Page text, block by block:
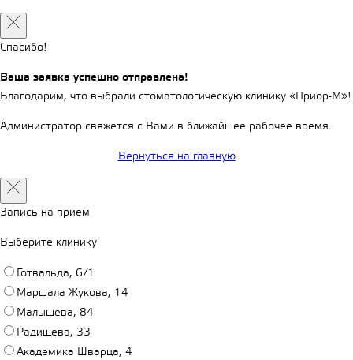
Спасибо!
Ваша заявка успешно отправлена!
Благодарим, что выбрали стоматологическую клинику «Приор-М»!
Администратор свяжется с Вами в ближайшее рабочее время.
Вернуться на главную
Запись на прием
Выберите клинику
Готвальда, 6/1
Маршала Жукова, 14
Малышева, 84
Радищева, 33
Академика Шварца, 4